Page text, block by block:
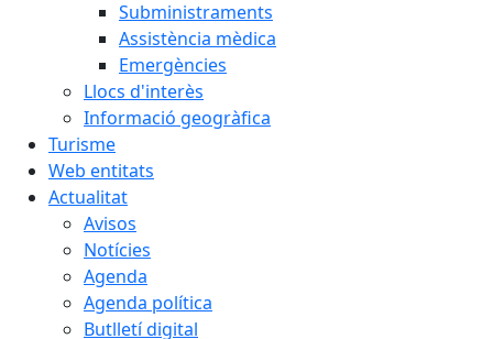
Subministraments
Assistència mèdica
Emergències
Llocs d'interès
Informació geogràfica
Turisme
Web entitats
Actualitat
Avisos
Notícies
Agenda
Agenda política
Butlletí digital